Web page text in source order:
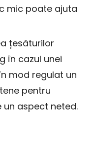
mic poate ajuta
țesăturilor
în cazul unei
mod regulat un
pentru
un aspect neted.